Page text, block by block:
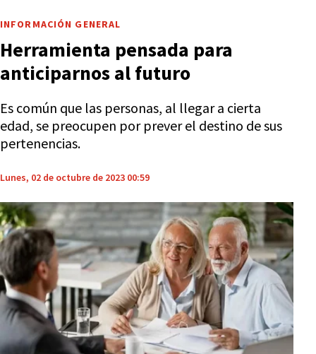
INFORMACIÓN GENERAL
Herramienta pensada para
anticiparnos al futuro
Es común que las personas, al llegar a cierta
edad, se preocupen por prever el destino de sus
pertenencias.
Lunes, 02 de octubre de 2023 00:59